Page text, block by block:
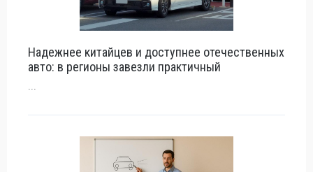
Надежнее китайцев и доступнее отечественных
авто: в регионы завезли практичный